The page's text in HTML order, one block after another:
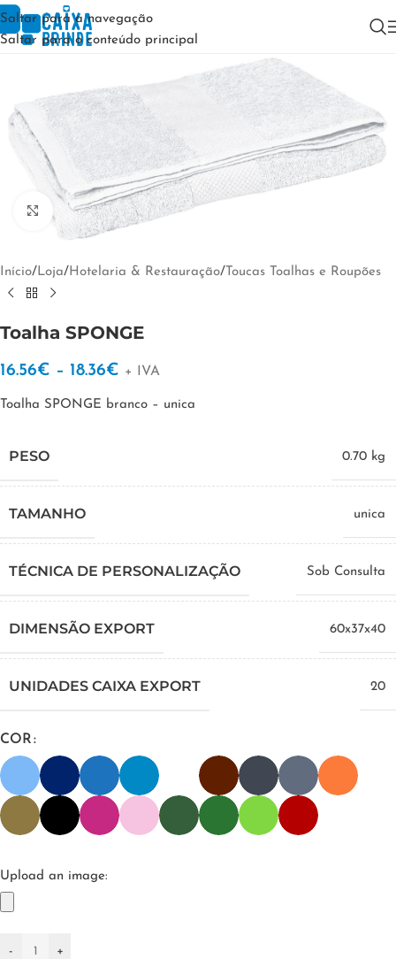
Saltar para a navegação
Saltar para o conteúdo principal
Clique para ampliar
Início/ Loja/ Hotelaria & Restauração/ Toucas Toalhas e Roupões
Toalha SPONGE
16.56€ – 18.36€ + IVA
Toalha SPONGE branco – unica
PESO 0.70 kg
TAMANHO unica
TÉCNICA DE PERSONALIZAÇÃO Sob Consulta
DIMENSÃO EXPORT 60x37x40
UNIDADES CAIXA EXPORT 20
COR
Upload an image:
- +